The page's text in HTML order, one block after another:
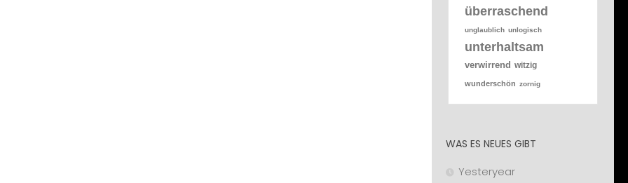
überraschend
unglaublich unlogisch
unterhaltsam
verwirrend witzig
wunderschön zornig
WAS ES NEUES GIBT
Yesteryear